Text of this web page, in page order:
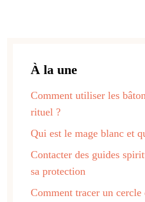
À la une
Comment utiliser les
rituel ?
Qui est le mage blanc et
Contacter des guides
sa protection
Comment tracer un cercle